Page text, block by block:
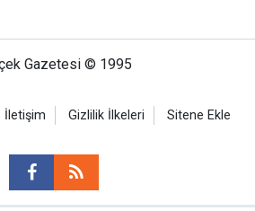
Gazetesi © 1995
İletişim Gizlilik İlkeleri Sitene Ekle